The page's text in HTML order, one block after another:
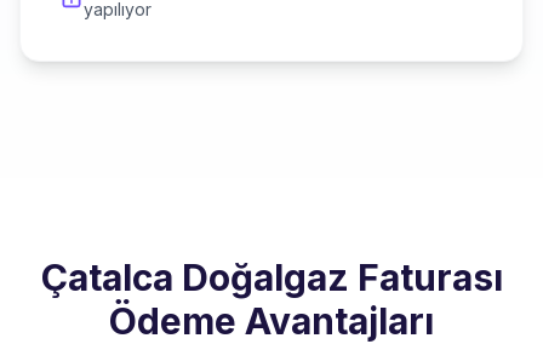
yapılıyor
Çatalca Doğalgaz Faturası
Ödeme Avantajları